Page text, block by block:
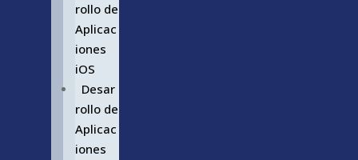
rollo de
Aplicac
iones
iOS
Desar
rollo de
Aplicac
iones